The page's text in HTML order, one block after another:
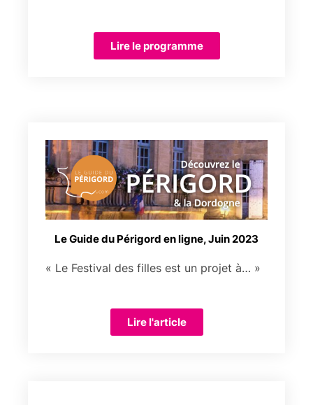
Lire le programme
Le Guide du Périgord en ligne, Juin 2023
« Le Festival des filles est un projet à… »
Lire l'article